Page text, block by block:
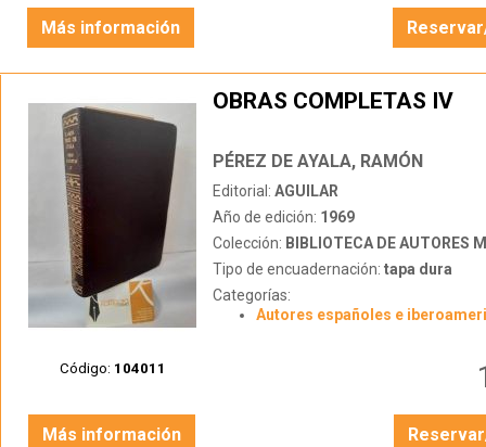
Más información
Código: 104011
OBRAS COMPLETAS IV
PÉREZ DE AYALA, RAMÓN
Editorial: AGUILAR
Año de edición: 1969
Colección: BIBLIOTECA DE AUTORES
Tipo de encuadernación: tapa dura
Categorías:
Autores españoles e
Más información